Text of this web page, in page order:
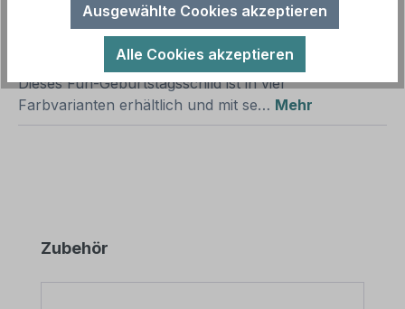
Beschreibung
Originelles Geburtstagsschild - VIP - 18 Jahre.
Dieses Fun-Geburtstagsschild ist in vier
Farbvarianten erhältlich und mit se… Mehr
Produktgalerie überspringen
Zubehör
Ausgewählte Cookies akzeptieren
Alle Cookies akzeptieren